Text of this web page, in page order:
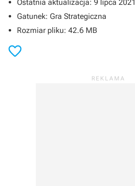
Ostatnia aktualizacja: 9 lipca 2021
Gatunek: Gra Strategiczna
Rozmiar pliku: 42.6 MB
